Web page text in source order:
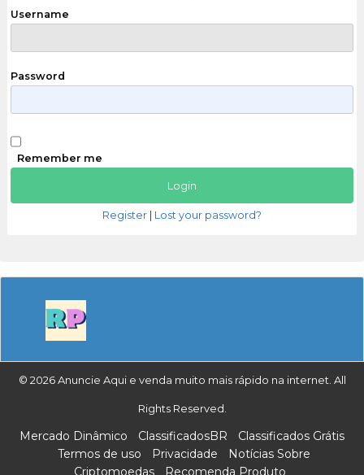
Username
Password
Remember me
Register Lost your password?
© 2026 Anuncie Aqui e venda muito mais rápido na internet. All
Rights Reserved.
Mercado Dinâmico ClassificadosBR
Classificados Grátis
Termos de uso
Privacidade
Notícias Sobre
Criptomoedas
Recomenda Produto